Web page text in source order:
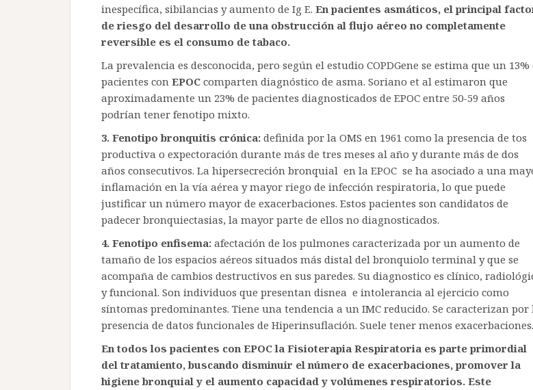
inespecífica, sibilancias y aumento de Ig E. En pacientes asmáticos, el principal
de riesgo del desarrollo de una obstrucción al flujo aéreo no completamente
reversible es el consumo de tabaco.
La prevalencia es desconocida, pero según el estudio COPDGene se estima que un 13%
pacientes con EPOC comparten diagnóstico de asma. Soriano et al estimaron que
aproximadamente un 23% de pacientes diagnosticados de EPOC entre 50-59 años
podrían tener fenotipo mixto.
3. Fenotipo bronquitis crónica: definida por la OMS en 1961 como la presencia de tos
productiva o expectoración durante más de tres meses al año y durante más de dos
años consecutivos. La hipersecreción bronquial en la EPOC se ha asociado a una
inflamación en la vía aérea y mayor riego de infección respiratoria, lo que puede
justificar un número mayor de exacerbaciones. Estos pacientes son candidatos de
padecer bronquiectasias, la mayor parte de ellos no diagnosticados.
4. Fenotipo enfisema: afectación de los pulmones caracterizada por un aumento de
tamaño de los espacios aéreos situados más distal del bronquiolo terminal y que se
acompaña de cambios destructivos en sus paredes. Su diagnostico es clínico,
y funcional. Son individuos que presentan disnea e intolerancia al ejercicio como
síntomas predominantes. Tiene una tendencia a un IMC reducido. Se caracterizan por
presencia de datos funcionales de Hiperinsuflación. Suele tener menos exacerbaciones.
En todos los pacientes con EPOC la Fisioterapia Respiratoria es parte primordial
del tratamiento, buscando disminuir el número de exacerbaciones, promover la
higiene bronquial y el aumento capacidad y volúmenes respiratorios. Este